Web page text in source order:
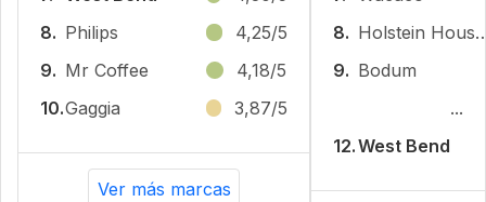
8. Philips
4,25/5
9. Mr Coffee
4,18/5
10.Gaggia 3,87/5
Ver más marcas
8.
Holstein
9. Bodum
...
12.West Bend